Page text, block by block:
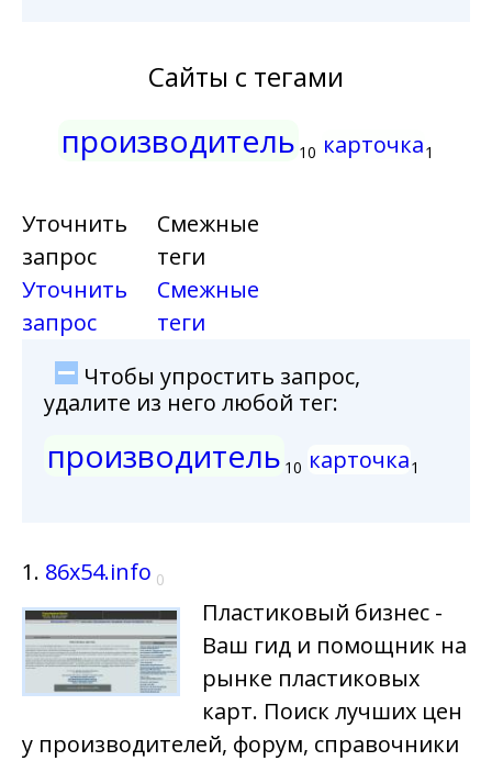
Сайты с тегами
производитель 10 карточка1
Уточнить
запрос
Уточнить
запрос
Смежные
теги
Смежные
теги
Чтобы упростить запрос,
удалите из него любой тег:
производитель 10 карточка1
1. 86x54.info 0
Пластиковый бизнес -
Ваш гид и помощник на
рынке пластиковых
карт. Поиск лучших цен
у производителей, форум, справочники